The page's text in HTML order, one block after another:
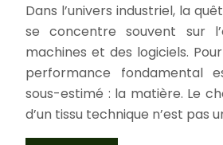
Dans l’univers industriel, la
se concentre souvent sur
machines et des logiciels.
performance fondamental
sous-estimé : la matière. Le
d’un tissu technique n’est pas